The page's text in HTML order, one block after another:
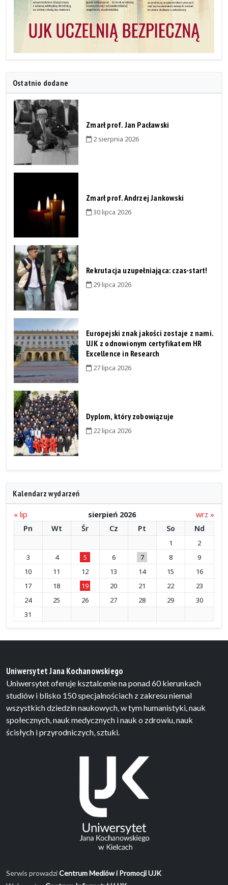
Ostatnio dodane
Zmarł prof. Jan Pacławski
2 sierpnia 2026
Zmarł prof. Andrzej Jankowski
30 lipca 2026
Rekrutacja uzupełniająca: czas-start!
29 lipca 2026
Europejski znak jakości zostaje z nami.
UJK z odnowionym certyfikatem HR
Excellence in Research
27 lipca 2026
Dyplom, który zobowiązuje
22 lipca 2026
Kalendarz wydarzeń
« lip sierpień 2026
wrz »
Pn
Wt Śr Cz Pt So Nd
1
2
3
4 5 6 7 8
9
10
11 12 13 14 15
16
17
18 19 20 21 22
23
24
25 26 27 28 29
30
31
Uniwersytet Jana Kochanowskiego
Uniwersytet oferuje ksztalcenie na ponad 60 kierunkach
studiów i blisko 150 specjalnościach z zakresu niemal
wszystkich dziedzin naukowych, w tym humanistyki, nauk
społecznych, nauk medycznych i nauk o zdrowiu, nauk
ścisłych i przyrodniczych, sztuki.
Serwis prowadziCentrum Mediów i Promocji UJK